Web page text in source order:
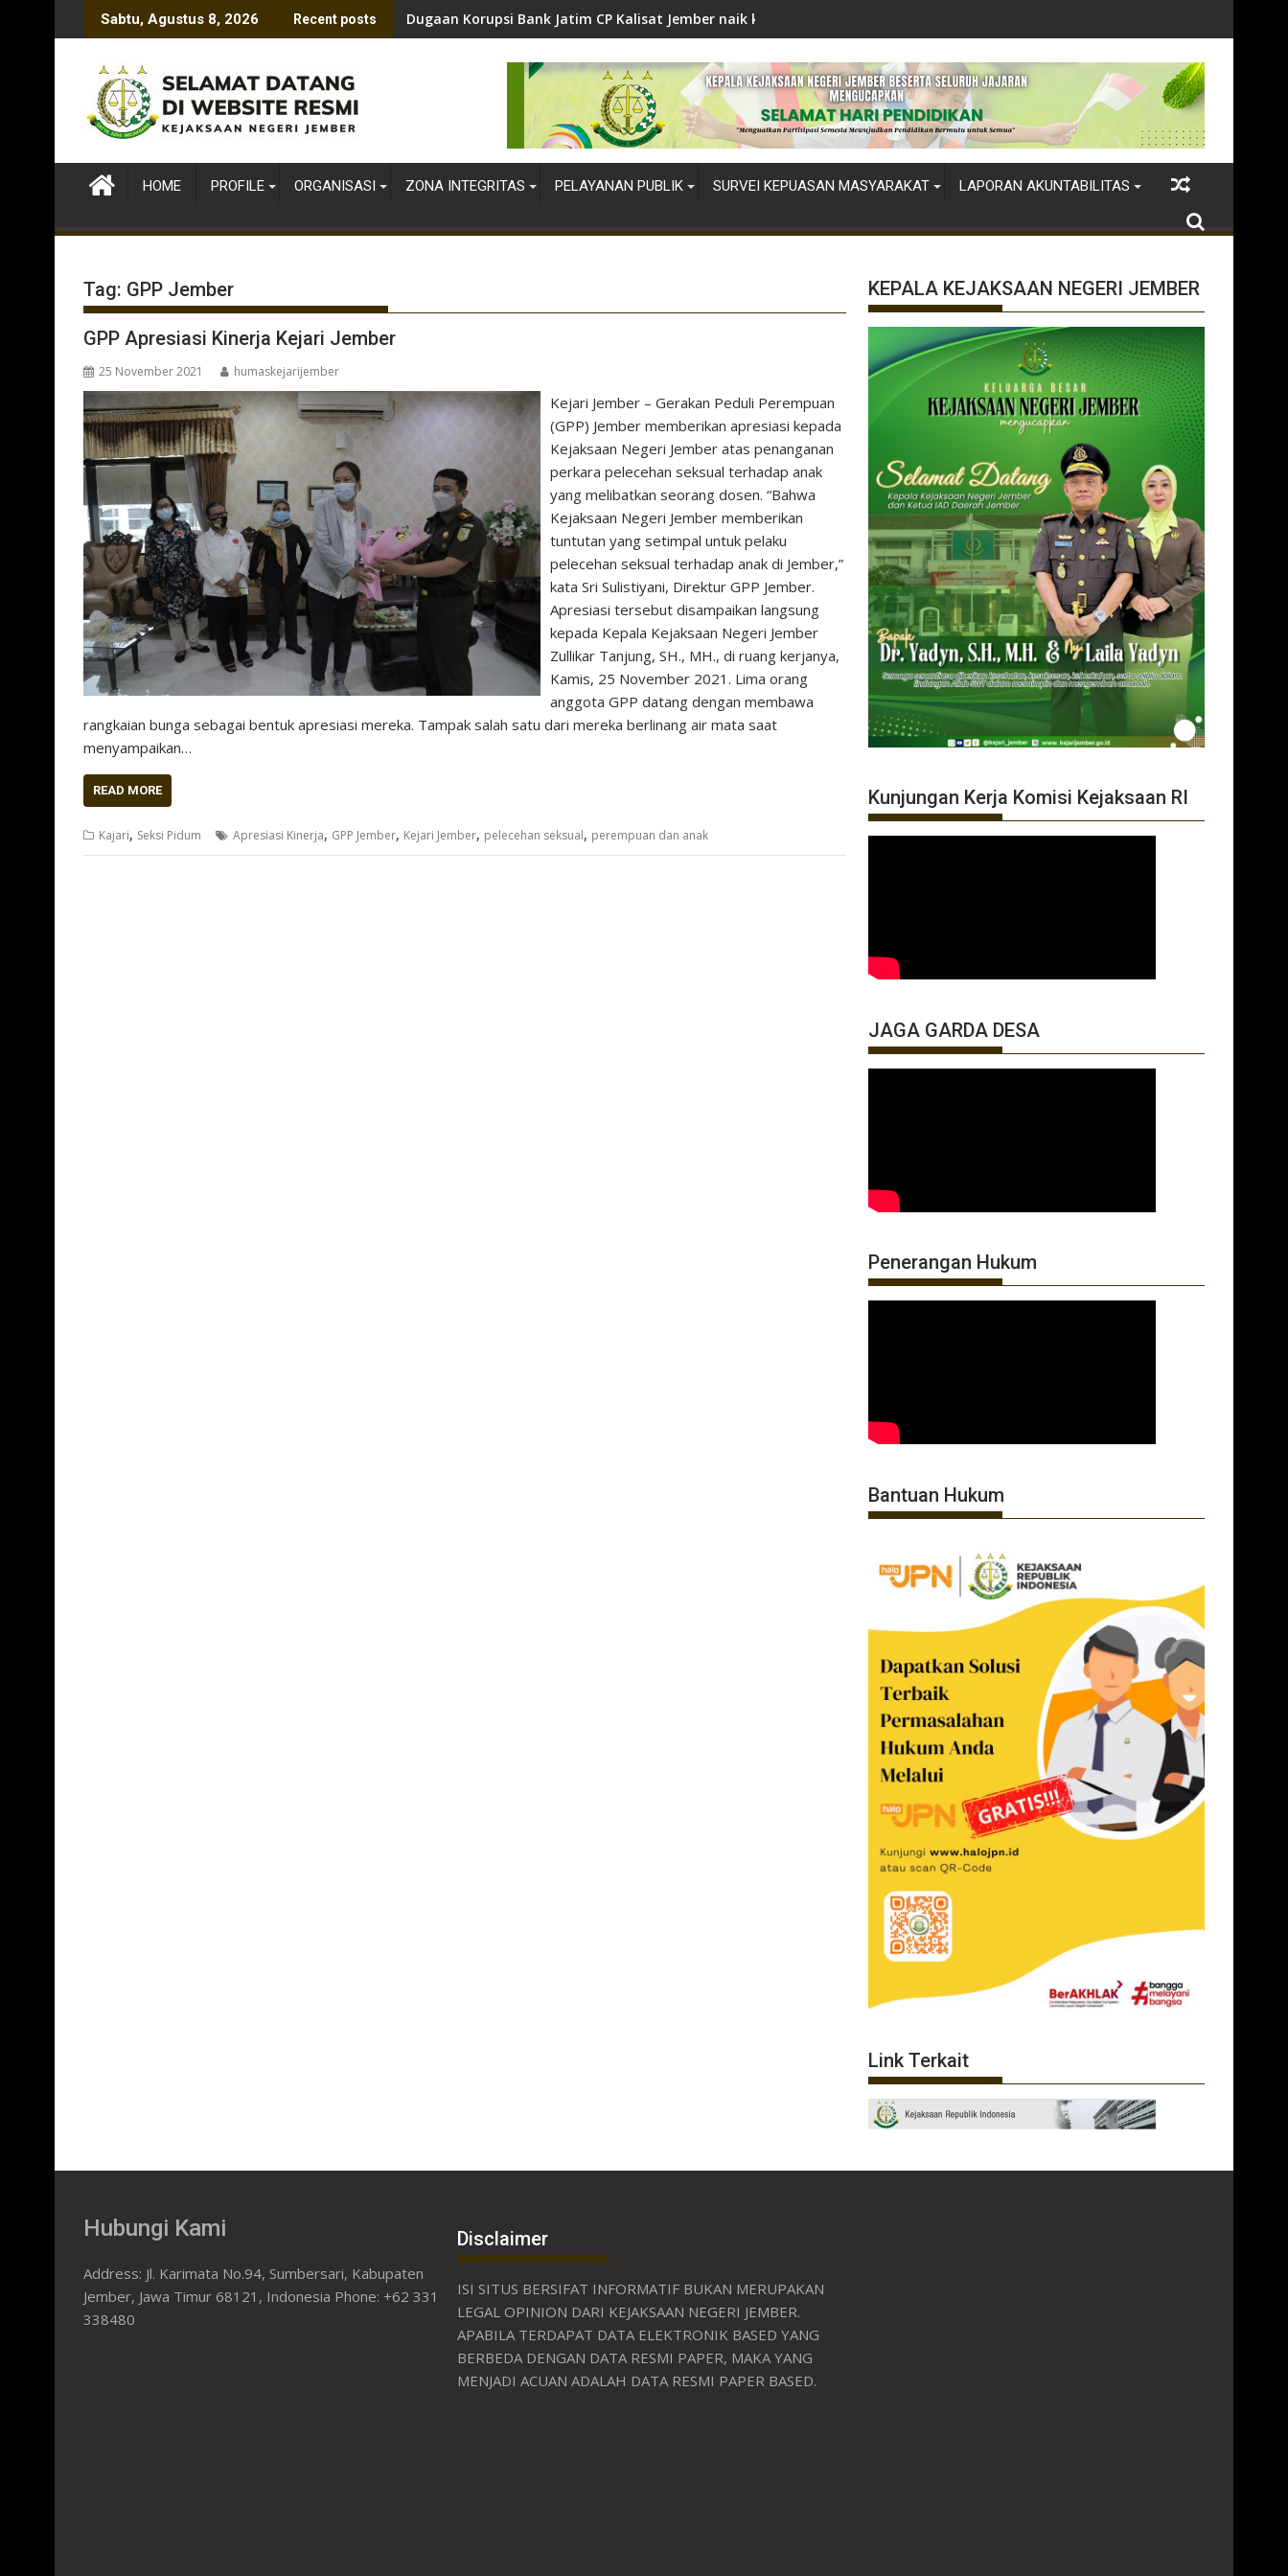
to
Sabtu, Agustus 8, 2026 Recent posts Dugaan Korupsi Bank Jatim CP Kalisat Jember naik ke Tahap Penyidikan
HOME PROFILE ORGANISASI ZONA INTEGRITAS PELAYANAN PUBLIK SURVEI KEPUASAN MASYARAKAT LAPORAN AKUNTABILITAS
Tag: GPP Jember
GPP Apresiasi Kinerja Kejari Jember
25 November 2021 humaskejarijember
Kejari Jember – Gerakan Peduli Perempuan
(GPP) Jember memberikan apresiasi kepada
Kejaksaan Negeri Jember atas penanganan
perkara pelecehan seksual terhadap anak
yang melibatkan seorang dosen. “Bahwa
Kejaksaan Negeri Jember memberikan
tuntutan yang setimpal untuk pelaku
pelecehan seksual terhadap anak di Jember,”
kata Sri Sulistiyani, Direktur GPP Jember.
Apresiasi tersebut disampaikan langsung
kepada Kepala Kejaksaan Negeri Jember
Zullikar Tanjung, SH., MH., di ruang kerjanya,
Kamis, 25 November 2021. Lima orang
anggota GPP datang dengan membawa
rangkaian bunga sebagai bentuk apresiasi mereka. Tampak salah satu dari mereka berlinang air mata saat
menyampaikan…
READ MORE
Kajari, Seksi Pidum Apresiasi Kinerja, GPP Jember, Kejari Jember, pelecehan seksual, perempuan dan anak
KEPALA KEJAKSAAN NEGERI JEMBER
Kunjungan Kerja Komisi Kejaksaan RI
JAGA GARDA DESA
Penerangan Hukum
Bantuan Hukum
Link Terkait
Hubungi Kami
Address: Jl. Karimata No.94, Sumbersari, Kabupaten
Jember, Jawa Timur 68121, Indonesia Phone: +62 331
338480
Disclaimer
ISI SITUS BERSIFAT INFORMATIF BUKAN MERUPAKAN
LEGAL OPINION DARI KEJAKSAAN NEGERI JEMBER.
APABILA TERDAPAT DATA ELEKTRONIK BASED YANG
BERBEDA DENGAN DATA RESMI PAPER, MAKA YANG
MENJADI ACUAN ADALAH DATA RESMI PAPER BASED.